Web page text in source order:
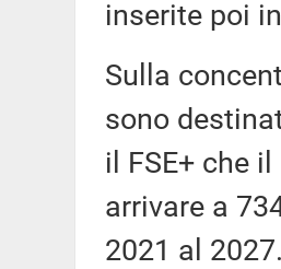
inserite poi
Sulla
sono
il FSE+ che
arrivare a
2021 al